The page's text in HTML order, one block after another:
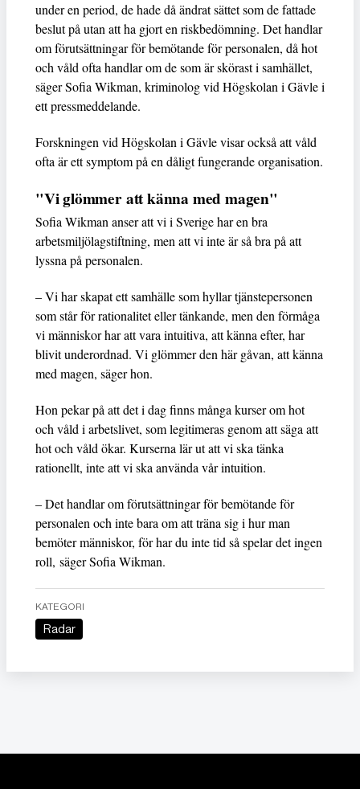
under en period, de hade då ändrat sättet som de fattade
beslut på utan att ha gjort en riskbedömning. Det handlar
om förutsättningar för bemötande för personalen, då hot
och våld ofta handlar om de som är skörast i samhället,
säger Sofia Wikman, kriminolog vid Högskolan i Gävle i
ett pressmeddelande.
Forskningen vid Högskolan i Gävle visar också att våld
ofta är ett symptom på en dåligt fungerande organisation.
"Vi glömmer att känna med magen"
Sofia Wikman anser att vi i Sverige har en bra
arbetsmiljölagstiftning, men att vi inte är så bra på att
lyssna på personalen.
– Vi har skapat ett samhälle som hyllar tjänstepersonen
som står för rationalitet eller tänkande, men den förmåga
vi människor har att vara intuitiva, att känna efter, har
blivit underordnad. Vi glömmer den här gåvan, att känna
med magen, säger hon.
Hon pekar på att det i dag finns många kurser om hot
och våld i arbetslivet, som legitimeras genom att säga att
hot och våld ökar. Kurserna lär ut att vi ska tänka
rationellt, inte att vi ska använda vår intuition.
– Det handlar om förutsättningar för bemötande för
personalen och inte bara om att träna sig i hur man
bemöter människor, för har du inte tid så spelar det ingen
roll, säger Sofia Wikman.
KATEGORI
Radar